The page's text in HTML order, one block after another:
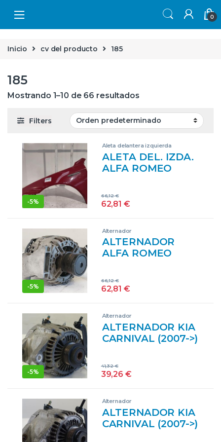
0
Inicio cv del producto 185
185
Mostrando 1–10 de 66 resultados
Filters
-5%
Aleta delantera izquierda
ALETA DEL. IZDA.
ALFA ROMEO
ROJO ALETAS
IZQUIERDAS
IZQUIERDOS
62,81 €
66,12€
-5%
Alternador
ALTERNADOR
ALFA ROMEO
0124425112
62,81 €
66,12€
-5%
Alternador
ALTERNADOR KIA
CARNIVAL (2007->)
NEGRO DENSO
39,26 €
41,32€
Alternador
ALTERNADOR KIA
CARNIVAL (2007->)